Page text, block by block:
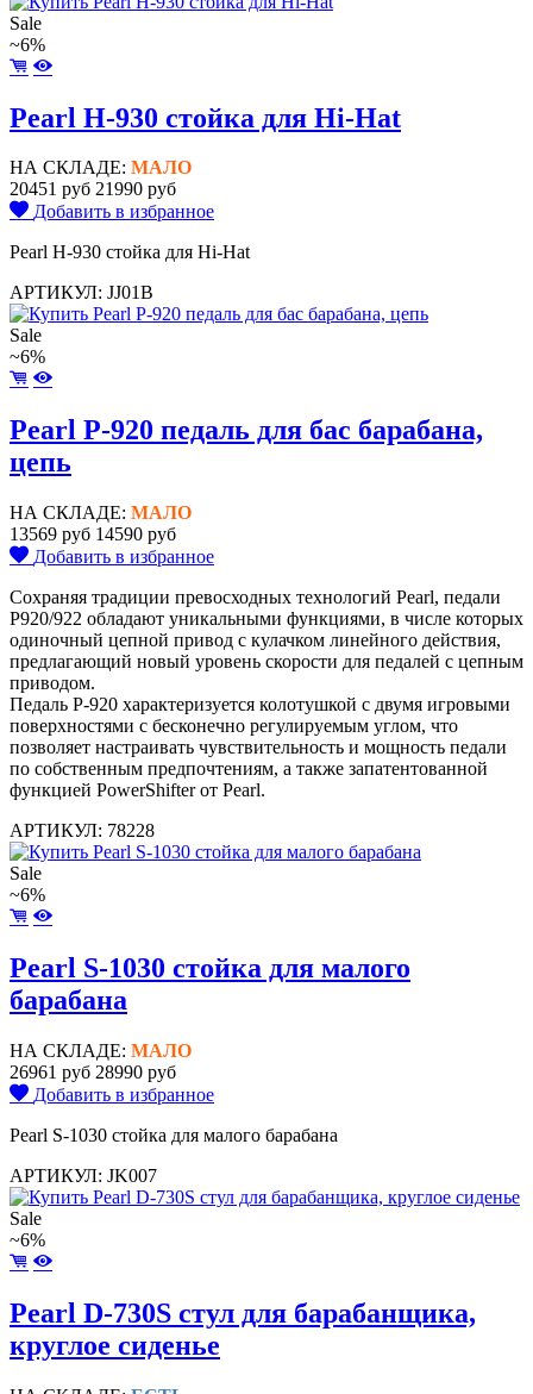
Sale
~6%
Pearl H-930 стойка для Hi-Hat
НА СКЛАДЕ: МАЛО
20451 руб 21990 руб
Добавить в избранное
Pearl H-930 стойка для Hi-Hat
АРТИКУЛ: JJ01B
Sale
~6%
Pearl P-920 педаль для бас барабана,
цепь
НА СКЛАДЕ: МАЛО
13569 руб 14590 руб
Добавить в избранное
Сохраняя традиции превосходных технологий Pearl, педали
P920/922 обладают уникальными функциями, в числе которых
одиночный цепной привод с кулачком линейного действия,
предлагающий новый уровень скорости для педалей с цепным
приводом.
Педаль P-920 характеризуется колотушкой с двумя игровыми
поверхностями с бесконечно регулируемым углом, что
позволяет настраивать чувствительность и мощность педали
по собственным предпочтениям, а также запатентованной
функцией PowerShifter от Pearl.
АРТИКУЛ: 78228
Sale
~6%
Pearl S-1030 стойка для малого
барабана
НА СКЛАДЕ: МАЛО
26961 руб 28990 руб
Добавить в избранное
Pearl S-1030 стойка для малого барабана
АРТИКУЛ: JK007
Sale
~6%
Pearl D-730S стул для барабанщика,
круглое сиденье